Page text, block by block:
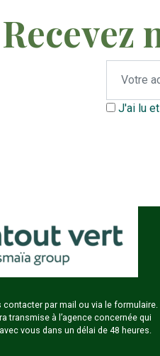
Recevez
J'ai lu
par mail ou via le formulaire.
transmise à l’agence concernée qui
vous dans un délai de 48 heures.